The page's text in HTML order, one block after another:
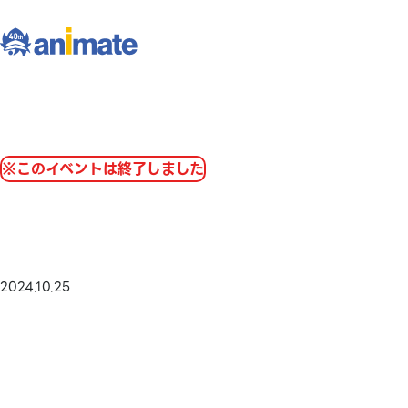
※このイベントは終了しました
2024.10.25